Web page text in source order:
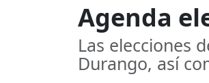
Agenda
Las elecciones
Durango, así